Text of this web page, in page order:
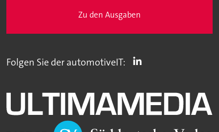
Zu den Ausgaben
Folgen Sie der automotiveIT: